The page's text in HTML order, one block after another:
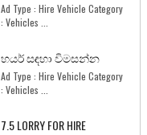
Ad Type : Hire Vehicle Category
: Vehicles ...
හයර් සඳහා විමසන්න
Ad Type : Hire Vehicle Category
: Vehicles ...
7.5 LORRY FOR HIRE